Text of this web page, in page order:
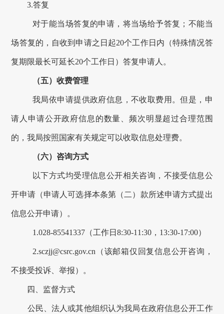
3.答复
对于能当场答复的申请，将当场给予答复；不能当
场答复的， 自收到申请之日起20个工作日内（特殊情况答
复期限最长可延长20个工作日）答复申请人 。
（五）收费管理
我局依申请提供政府信息，不收取费用 。但是，申
请人申请公开政府信息的数量、频次明显超过合理范围
的，我局按照国家有关规定可以收取信息处理费。
（六）咨询方式
以下方式均受理信息公开相关咨询，不接受信息公
开申请（申请人可选择本条第（二）款所述申请方式提出
信息公开申请）。
1.028-85541337（工作日8:30-11:30，13:30-17:00）
2.sczjj@csrc.gov.cn （该邮箱仅回复信息公开咨询，
不接受投诉、举报）。
四、监督方式
公民、法人或其他组织认为我局在政府信息公开工作